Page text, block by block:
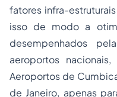
fatores infra-
isso de modo a
desempenhados
aeroportos
Aeroportos de
de Janeiro, apenas